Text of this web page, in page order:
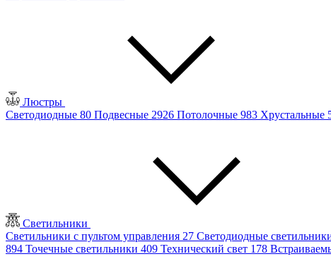
Люстры
Светодиодные 80 Подвесные 2926 Потолочные 983 Хрустальные
Светильники
Светильники с пультом управления 27 Светодиодные
894 Точечные светильники 409 Технический свет 178